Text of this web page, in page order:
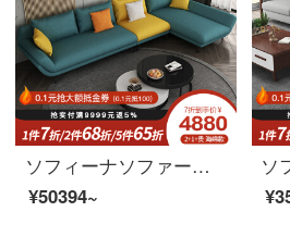
ソフィーナソファー布芸ソファーイタリア式軽い贅沢な布芸ソファーは現代客間の小さな部屋型の回転角度を簡単に表します。リビング家具1+3ラテックスタイプです。
¥50394~